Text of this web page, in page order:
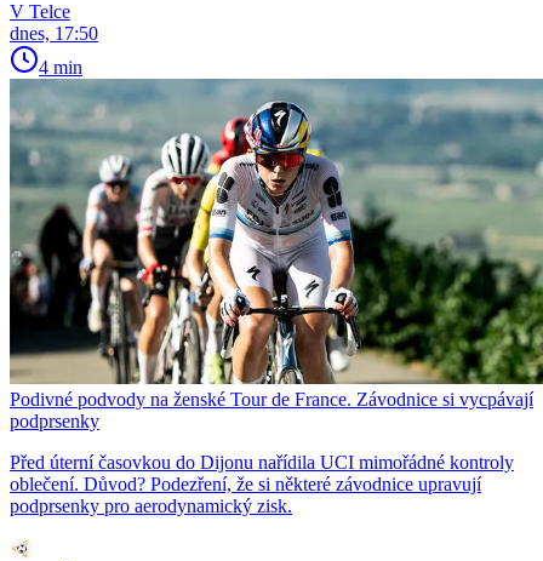
V Telce
dnes, 17:50
4 min
Podivné podvody na ženské Tour de France. Závodnice si vycpávají
podprsenky
Před úterní časovkou do Dijonu nařídila UCI mimořádné kontroly
oblečení. Důvod? Podezření, že si některé závodnice upravují
podprsenky pro aerodynamický zisk.